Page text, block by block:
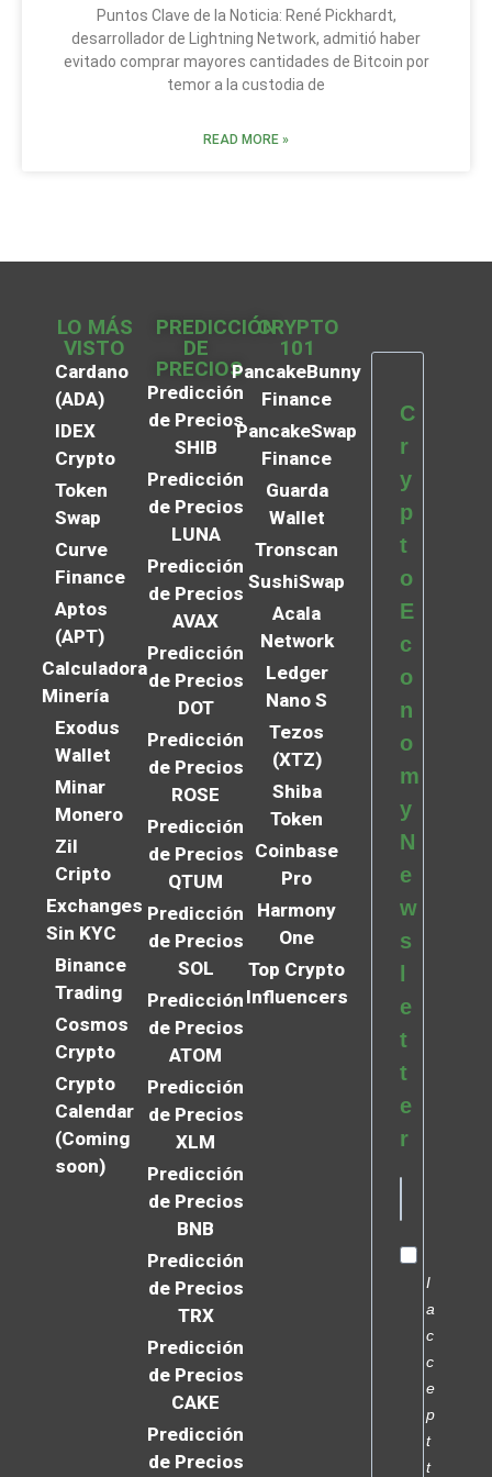
Puntos Clave de la Noticia: René Pickhardt,
desarrollador de Lightning Network, admitió haber
evitado comprar mayores cantidades de Bitcoin por
temor a la custodia de
READ MORE »
LO MÁS
VISTO
Cardano
(ADA)
IDEX
Crypto
Token
Swap
Curve
Finance
Aptos
(APT)
Calculadora
Minería
Exodus
Wallet
Minar
Monero
Zil
Cripto
Exchanges
Sin KYC
Binance
Trading
Cosmos
Crypto
Crypto
Calendar
(Coming
soon)
PREDICCIÓN
DE
PRECIOS
Predicción
de Precios
SHIB
Predicción
de Precios
LUNA
Predicción
de Precios
AVAX
Predicción
de Precios
DOT
Predicción
de Precios
ROSE
Predicción
de Precios
QTUM
Predicción
de Precios
SOL
Predicción
de Precios
ATOM
Predicción
de Precios
XLM
Predicción
de Precios
BNB
Predicción
de Precios
TRX
Predicción
de Precios
CAKE
Predicción
de Precios
CRYPTO
101
PancakeBunny
Finance
PancakeSwap
Finance
Guarda
Wallet
Tronscan
SushiSwap
Acala
Network
Ledger
Nano S
Tezos
(XTZ)
Shiba
Token
Coinbase
Pro
Harmony
One
Top Crypto
Influencers
C
r
y
p
t
o
E
c
o
n
o
m
y
N
e
w
s
e
t
t
e
r
I
a
c
c
e
p
t
t